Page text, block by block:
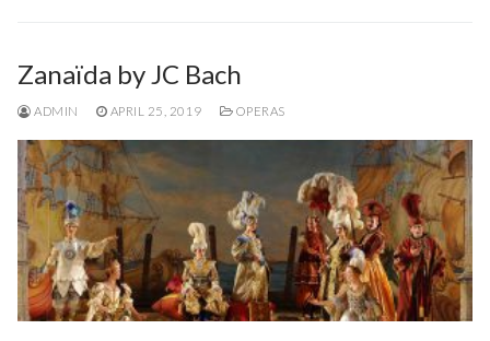
Zanaïda by JC Bach
ADMIN APRIL 25, 2019 OPERAS